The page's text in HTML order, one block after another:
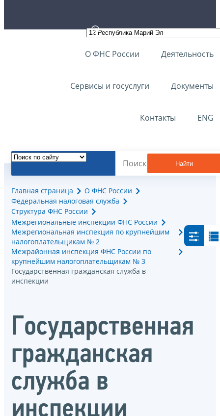
О ФНС России Деятельность
Сервисы и госуслуги Документы
Контакты ENG
Найти
Главная страница
О ФНС России
Федеральная налоговая служба
Структура ФНС России
Межрегиональные инспекции ФНС России
Межрегиональная инспекция по крупнейшим
налогоплательщикам № 2
Межрайонная инспекция ФНС России по
крупнейшим налогоплательщикам № 3
Государственная гражданская служба в
инспекции
Государственная
гражданская
служба в
инспекции